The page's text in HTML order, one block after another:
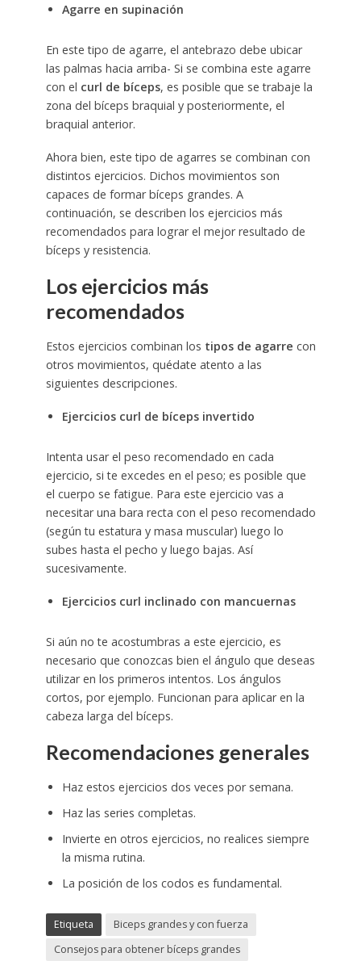
Agarre en supinación
En este tipo de agarre, el antebrazo debe ubicar
las palmas hacia arriba- Si se combina este agarre
con el curl de bíceps, es posible que se trabaje la
zona del bíceps braquial y posteriormente, el
braquial anterior.
Ahora bien, este tipo de agarres se combinan con
distintos ejercicios. Dichos movimientos son
capaces de formar bíceps grandes. A
continuación, se describen los ejercicios más
recomendados para lograr el mejor resultado de
bíceps y resistencia.
Los ejercicios más
recomendados
Estos ejercicios combinan los tipos de agarre con
otros movimientos, quédate atento a las
siguientes descripciones.
Ejercicios curl de bíceps invertido
Intenta usar el peso recomendado en cada
ejercicio, si te excedes en el peso; es posible que
el cuerpo se fatigue. Para este ejercicio vas a
necesitar una bara recta con el peso recomendado
(según tu estatura y masa muscular) luego lo
subes hasta el pecho y luego bajas. Así
sucesivamente.
Ejercicios curl inclinado con mancuernas
Si aún no te acostumbras a este ejercicio, es
necesario que conozcas bien el ángulo que deseas
utilizar en los primeros intentos. Los ángulos
cortos, por ejemplo. Funcionan para aplicar en la
cabeza larga del bíceps.
Recomendaciones generales
Haz estos ejercicios dos veces por semana.
Haz las series completas.
Invierte en otros ejercicios, no realices siempre
la misma rutina.
La posición de los codos es fundamental.
Etiqueta
Biceps grandes y con fuerza
Consejos para obtener bíceps grandes